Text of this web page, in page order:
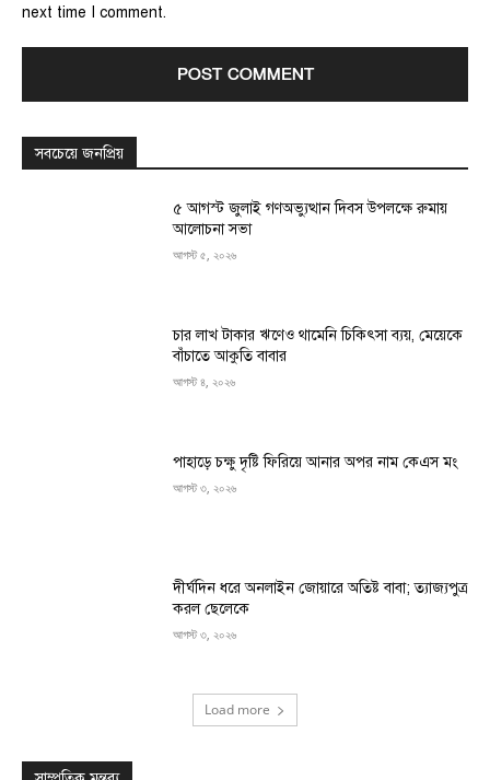
next time I comment.
সবচেয়ে জনপ্রিয়
৫ আগস্ট জুলাই গণঅভ্যুত্থান দিবস উপলক্ষে রুমায়
আলোচনা সভা
আগস্ট ৫, ২০২৬
চার লাখ টাকার ঋণেও থামেনি চিকিৎসা ব্যয়, মেয়েকে
বাঁচাতে আকুতি বাবার
আগস্ট ৪, ২০২৬
পাহাড়ে চক্ষু দৃষ্টি ফিরিয়ে আনার অপর নাম কেএস মং
আগস্ট ৩, ২০২৬
দীর্ঘদিন ধরে অনলাইন জোয়ারে অতিষ্ট বাবা; ত্যাজ্যপুত্র
করল ছেলেকে
আগস্ট ৩, ২০২৬
Load more